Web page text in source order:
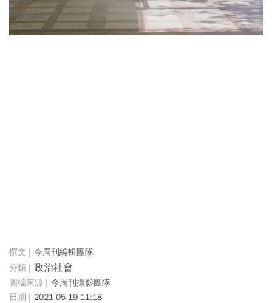
今周刊編輯團隊
政治社會
今周刊攝影團隊
2021-05-19 11:18